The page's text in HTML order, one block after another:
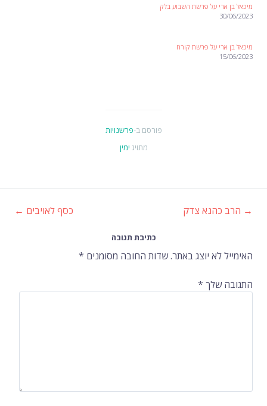
מיכאל בן ארי על פרשת השבוע בלק
30/06/2023
מיכאל בן ארי על פרשת קורח
15/06/2023
פורסם ב-פרשנויות
מתויג ימין
ניווט
ברשומות
→ הרב כהנא צדק כסף לאויבים ←
כתיבת תגובה
האימייל לא יוצג באתר.שדות החובה מסומנים *
התגובה שלך *